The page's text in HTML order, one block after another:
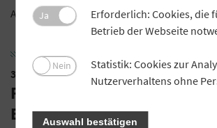
Anmeldung über dasGVB-Mitgliedeportal.
31. März bis 2. April 2025
Fachtagung für
Bankvorstandsmitglieder
Ja
Erforderlich: Cookies, die
Betrieb der Webseite
Nein
Statistik: Cookies zur
Nutzerverhaltens ohne
Auswahl bestätigen